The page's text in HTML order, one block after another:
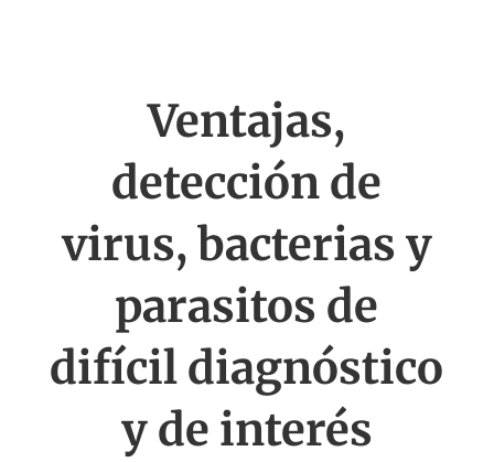
Ventajas,
detección de
virus, bacterias y
parasitos de
difícil diagnóstico
y de interés